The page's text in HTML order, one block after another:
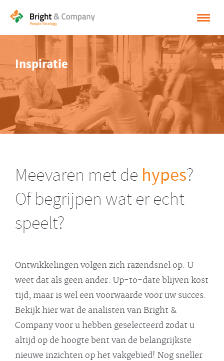
OPLOSSINGEN
CASES
INSPIRATIE
OVER BRIGHT & COMPANY
NEDERLANDS
ENGLISH
Inspiratie
Meevaren met de hypes?
Of begrijpen wat er echt
speelt?
Ontwikkelingen volgen zich razendsnel op. U
weet dat als geen ander. Up-to-date blijven kost
tijd, maar is wel een voorwaarde voor uw succes.
Bekijk hier wat de analisten van Bright &
Company voor u hebben geselecteerd zodat u
altijd op de hoogte bent van de belangrijkste
nieuwe inzichten op het vakgebied! Nog sneller